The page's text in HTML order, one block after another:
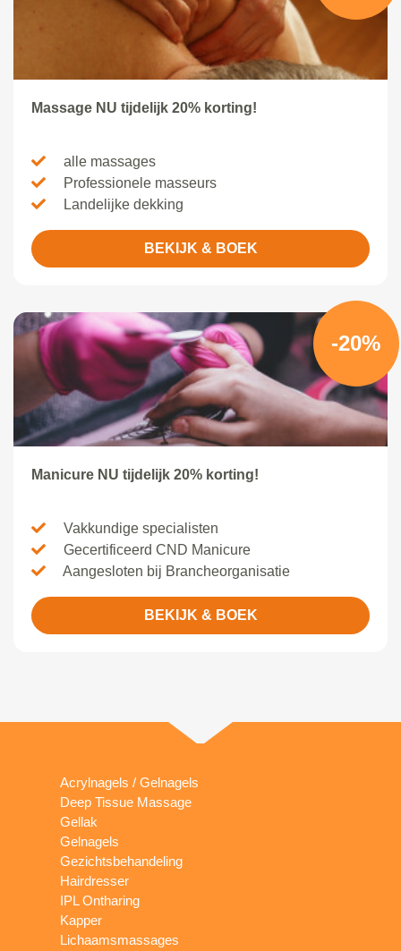
Massage NU tijdelijk 20% korting!
alle massages
Professionele masseurs
Landelijke dekking
BEKIJK & BOEK
-20%
Manicure NU tijdelijk 20% korting!
Vakkundige specialisten
Gecertificeerd CND Manicure
Aangesloten bij Brancheorganisatie
BEKIJK & BOEK
Acrylnagels / Gelnagels
Deep Tissue Massage
Gellak
Gelnagels
Gezichtsbehandeling
Hairdresser
IPL Ontharing
Kapper
Lichaamsmassages